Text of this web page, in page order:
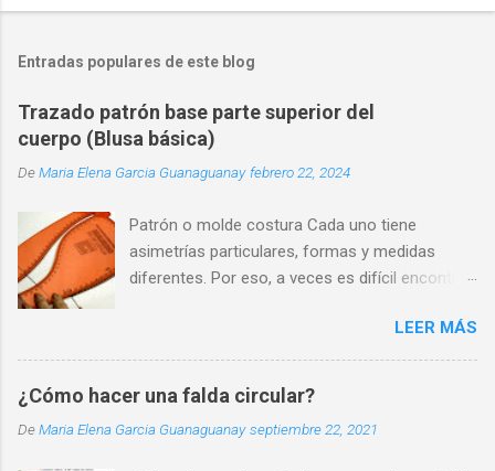
Entradas populares de este blog
Trazado patrón base parte superior del
cuerpo (Blusa básica)
DeMaria Elena Garcia Guanaguanay febrero 22, 2024
Patrón o molde costura Cada uno tiene
asimetrías particulares, formas y medidas
diferentes. Por eso, a veces es difícil encontrar
nuestra silueta y que nos haga sentir cómodos
y seguros.
LEER MÁS
¿Cómo hacer una falda circular?
DeMaria Elena Garcia Guanaguanay septiembre 22, 2021